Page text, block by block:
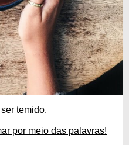
temido.
por meio das palavras!